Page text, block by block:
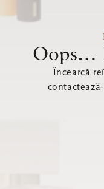
Oops…
Încearcă